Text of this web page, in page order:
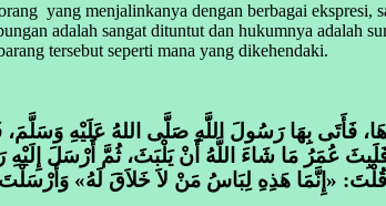
yang menjalinkanya dengan berbagai ekspresi,
adalah sangat dituntut dan hukumnya adalah
tersebut seperti mana yang dikehendaki.
فَأَتَى بِهَا رَسُولَ اللَّهِ صَلَّى اللهُ عَلَيْهِ وَسَلَّمَ،
عُمَرُ مَا شَاءَ اللَّهُ أَنْ يَلْبَثَ، ثُمَّ أَرْسَلَ
«إِنَّمَا هَذِهِ لِبَاسُ مَنْ لاَ خَلاَقَ لَهُ»